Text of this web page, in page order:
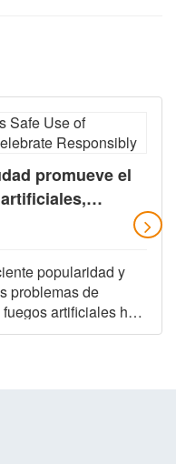
promueve el
celebrar de
popularidad y
problemas de
artificiales han
general. En